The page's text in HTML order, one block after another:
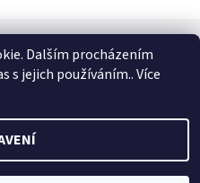
S NÁMI
práva vyhrazena
Dalším procházením
s jejich používáním.. Více